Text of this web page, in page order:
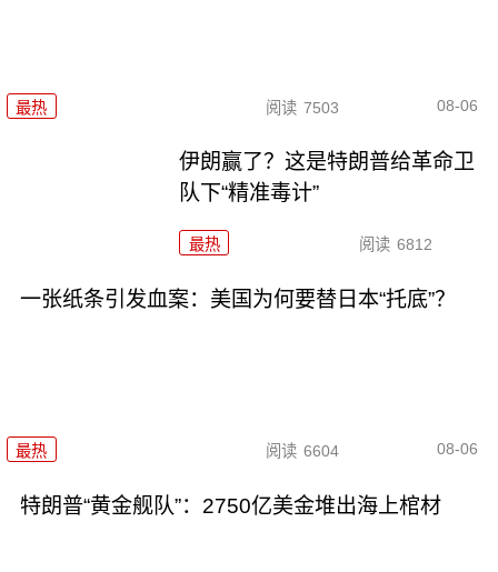
最热 阅读 7503 08-06
伊朗赢了？这是特朗普给革命卫
队下“精准毒计”
最热 阅读 6812
一张纸条引发血案：美国为何要替日本“托底”？
最热 阅读 6604 08-06
特朗普“黄金舰队”：2750亿美金堆出海上棺材